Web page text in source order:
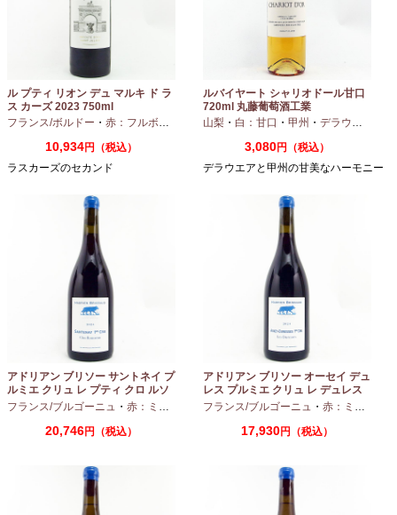
ル プティ リオン デュ マルキ ド ラ
ス カーズ 2023 750ml
フランス/ボルドー ・ 赤：フルボディ
10,934円（税込）
ラスカーズのセカンド
ルバイヤート シャリオドール甘口
720ml 丸藤葡萄酒工業
山梨 ・ 白：甘口 ・ 甲州 ・ デラウエア
3,080円（税込）
デラウエアと甲州の甘美なハーモニー
アドリアン ブリソー サントネイ プ
ルミエ クリュ レ プティ クロ ルソ
ー 2024 750ml
フランス/ブルゴーニュ ・ 赤：ミディアムボディ ・ピノノワール
20,746円（税込）
アドリアン ブリソー オーセイ デュ
レス プルミエ クリュ レ デュレス
2024 750ml
フランス/ブルゴーニュ ・ 赤：ミディアムボディ
17,930円（税込）